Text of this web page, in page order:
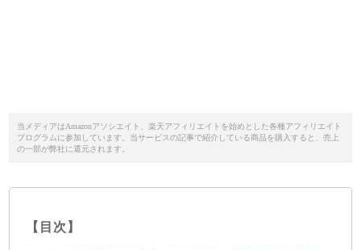
当メディアはAmazonアソシエイト、楽天アフィリエイトを始めとした各種アフィリエイト
プログラムに参加しています。当サービスの記事で紹介している商品を購入すると、売上
の一部が弊社に還元されます。
【目次】